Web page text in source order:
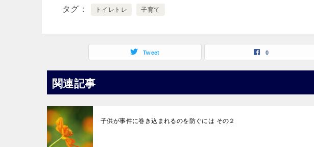
タグ トイレトレ 子育て
Tweet 0
関連記事
子供が事件に巻き込まれるのを防ぐには その２